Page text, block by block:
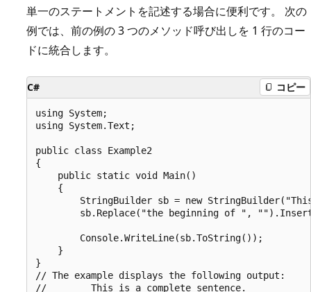
単一のステートメントを記述する場合に便利です。 次の
例では、前の例の 3 つのメソッド呼び出しを 1 行のコー
ドに統合します。
C# コピー
using System;
using System.Text;
public class Example2
{
    public static void Main()
    {
StringBuilder sb = new
sb.Replace("the beginning of ",
        Console.WriteLine(sb.ToString());
    }
}
// The example displays the following output: